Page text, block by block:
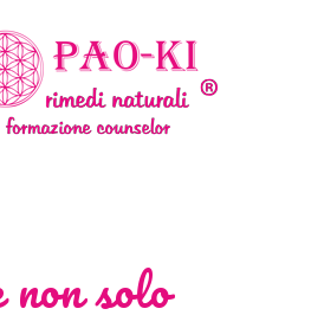
non solo